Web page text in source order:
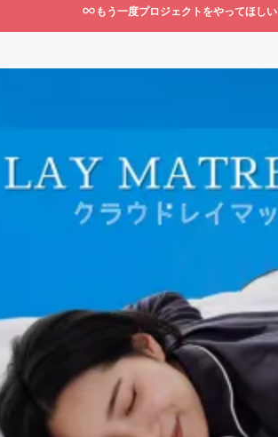
もう一度プロジェクトをやってほしい